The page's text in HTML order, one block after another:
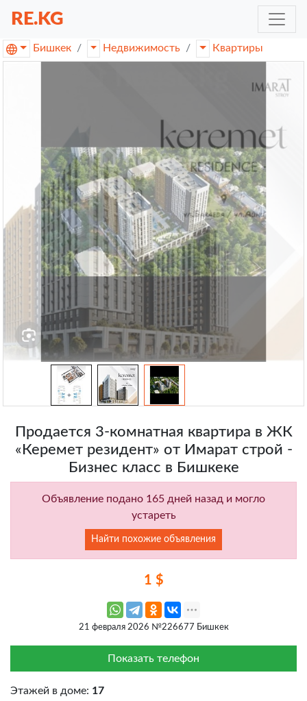
RE.KG
Бишкек Недвижимость Квартиры
Продается 3-комнатная квартира в ЖК
«Керемет резидент» от Имарат строй -
Бизнес класс в Бишкеке
Объявление подано 165 дней назад и могло
устареть
Найти похожие объявления
1 $
21 февраля 2026 №226677 Бишкек
Показать телефон
Этажей в доме: 17